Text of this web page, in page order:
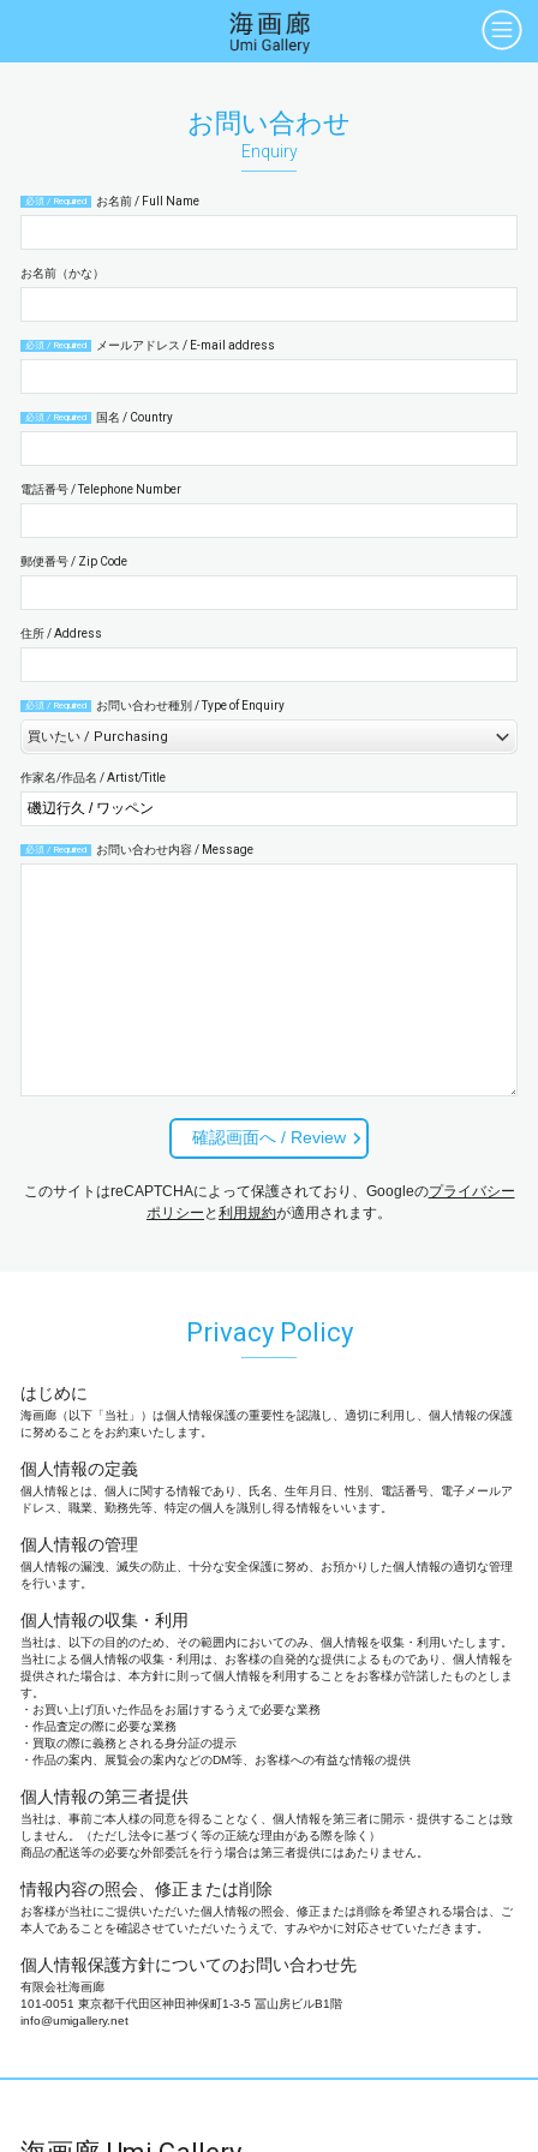
Prints
アートブック アートポスター
About Us Buying Art Enquiry
お問い合わせ
Enquiry
必須 / Required お名前 / Full Name
お名前（かな）
必須 / Required メールアドレス / E-mail address
必須 / Required 国名 / Country
電話番号 / Telephone Number
郵便番号 / Zip Code
住所 / Address
必須 / Required お問い合わせ種別 / Type of Enquiry
作家名/作品名 / Artist/Title
必須 / Required お問い合わせ内容 / Message
このサイトはreCAPTCHAによって保護されており、Googleのプライバシー
ポリシー と 利用規約が適用されます。
Privacy Policy
はじめに
海画廊（以下「当社」）は個人情報保護の重要性を認識し、適切に利用し、個人情報の保護
に努めることをお約束いたします。
個人情報の定義
個人情報とは、個人に関する情報であり、氏名、生年月日、性別、電話番号、電子メールア
ドレス、職業、勤務先等、特定の個人を識別し得る情報をいいます。
個人情報の管理
個人情報の漏洩、滅失の防止、十分な安全保護に努め、お預かりした個人情報の適切な管理
を行います。
個人情報の収集・利用
当社は、以下の目的のため、その範囲内においてのみ、個人情報を収集・利用いたします。
当社による個人情報の収集・利用は、お客様の自発的な提供によるものであり、個人情報を
提供された場合は、本方針に則って個人情報を利用することをお客様が許諾したものとしま
す。
お買い上げ頂いた作品をお届けするうえで必要な業務
作品査定の際に必要な業務
買取の際に義務とされる身分証の提示
作品の案内、展覧会の案内などのDM等、お客様への有益な情報の提供
個人情報の第三者提供
当社は、事前ご本人様の同意を得ることなく、個人情報を第三者に開示・提供することは致
しません。（ただし法令に基づく等の正統な理由がある際を除く）
商品の配送等の必要な外部委託を行う場合は第三者提供にはあたりません。
情報内容の照会、修正または削除
お客様が当社にご提供いただいた個人情報の照会、修正または削除を希望される場合は、ご
本人であることを確認させていただいたうえで、すみやかに対応させていただきます。
個人情報保護方針についてのお問い合わせ先
有限会社海画廊
101-0051 東京都千代田区神田神保町1-3-5 冨山房ビルB1階
info@umigallery.net